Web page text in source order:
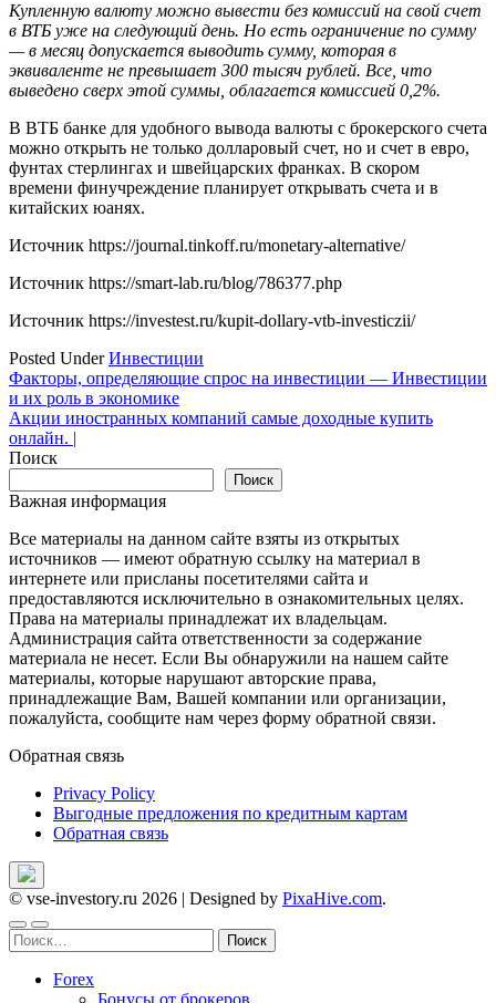
Купленную валюту можно вывести без комиссий на свой счет
в ВТБ уже на следующий день. Но есть ограничение по сумму
— в месяц допускается выводить сумму, которая в
эквиваленте не превышает 300 тысяч рублей. Все, что
выведено сверх этой суммы, облагается комиссией 0,2%.
В ВТБ банке для удобного вывода валюты с брокерского счета
можно открыть не только долларовый счет, но и счет в евро,
фунтах стерлингах и швейцарских франках. В скором
времени финучреждение планирует открывать счета и в
китайских юанях.
Источник https://journal.tinkoff.ru/monetary-alternative/
Источник https://smart-lab.ru/blog/786377.php
Источник https://investest.ru/kupit-dollary-vtb-investiczii/
Posted UnderИнвестиции
Навигация
по
записям
Факторы, определяющие спрос на инвестиции — Инвестиции
и их роль в экономике
Акции иностранных компаний самые доходные купить
онлайн. |
Поиск
Поиск
Важная информация
Все материалы на данном сайте взяты из открытых
источников — имеют обратную ссылку на материал в
интернете или присланы посетителями сайта и
предоставляются исключительно в ознакомительных целях.
Права на материалы принадлежат их владельцам.
Администрация сайта ответственности за содержание
материала не несет. Если Вы обнаружили на нашем сайте
материалы, которые нарушают авторские права,
принадлежащие Вам, Вашей компании или организации,
пожалуйста, сообщите нам через форму обратной связи.
Обратная связь
Privacy Policy
Выгодные предложения по кредитным картам
Обратная связь
© vse-investory.ru 2026 | Designed by PixaHive.com.
Найти:
Forex